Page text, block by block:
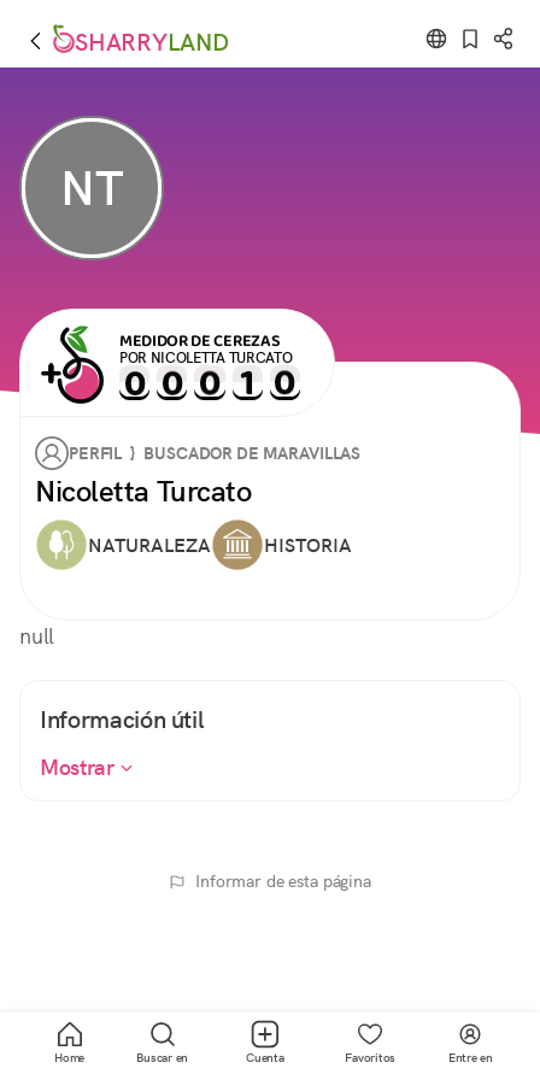
SHARRYLAND
NT
MEDIDOR DE CEREZAS
POR NICOLETTA TURCATO
PERFIL } BUSCADOR DE MARAVILLAS
Nicoletta Turcato
NATURALEZA HISTORIA
null
Información útil
Mostrar
Informar de esta página
Home Buscar en Cuenta Favoritos Entre en